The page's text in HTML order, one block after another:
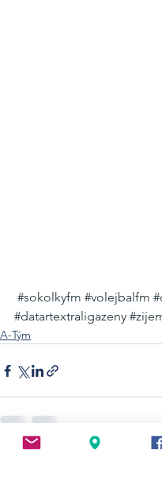
#sokolkyfm #volejbalfm
#datartextraligazeny
A-Tým